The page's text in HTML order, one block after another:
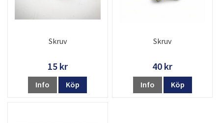
Skruv
15 kr
Info Köp
Skruv
40 kr
Info Köp